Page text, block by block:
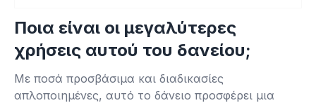
Ποια είναι οι μεγαλύτερες
χρήσεις αυτού του δανείου;
Με ποσά προσβάσιμα και διαδικασίες
απλοποιημένες, αυτό το δάνειο προσφέρει μια